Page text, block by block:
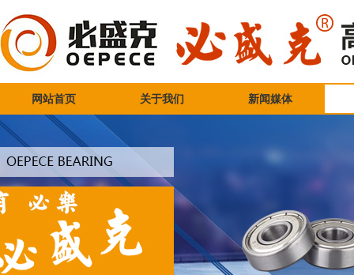
网站首页 关于我们 新闻媒体